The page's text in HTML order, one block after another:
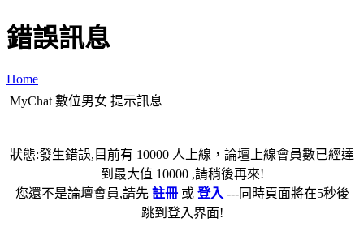
錯誤訊息
Home
MyChat 數位男女 提示訊息
狀態:發生錯誤,目前有 10000 人上線，論壇上線會員數已經達
到最大值 10000 ,請稍後再來!
您還不是論壇會員,請先 註冊或 登入 ---同時頁面將在5秒後
跳到登入界面!